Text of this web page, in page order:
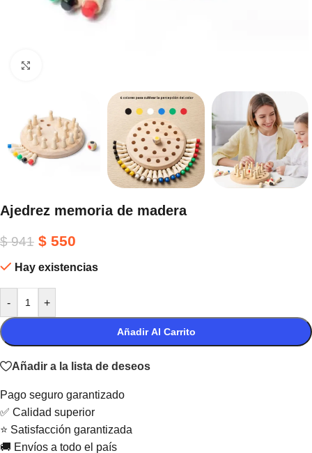
Ajedrez memoria de madera
$941 $ 550
Hay existencias
- +
Añadir Al Carrito
Añadir a la lista de deseos
Pago seguro garantizado
✅ Calidad superior
⭐ Satisfacción garantizada
🚚 Envíos a todo el país